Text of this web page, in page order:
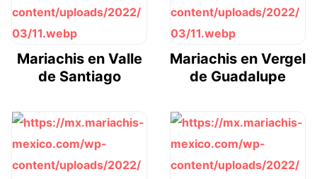
Mariachis en Valle
de Santiago
Mariachis en Vergel
de Guadalupe